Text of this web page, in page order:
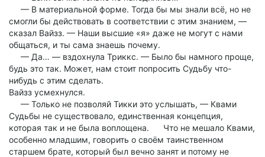
— В материальной форме. Тогда бы мы знали всё, но не
смогли бы действовать в соответствии с этим знанием, —
сказал Вайзз. — Наши высшие «я» даже не могут с нами
общаться, и ты сама знаешь почему.
— Да… — вздохнула Триккс. — Было бы намного проще,
будь это так. Может, нам стоит попросить Судьбу что-
нибудь с этим сделать.
Вайзз усмехнулся.
— Только не позволяй Тикки это услышать, — Квами
Судьбы не существовало, единственная концепция,
которая так и не была воплощена. Что не мешало Квами,
особенно младшим, говорить о своём таинственном
старшем брате, который был вечно занят и потому не